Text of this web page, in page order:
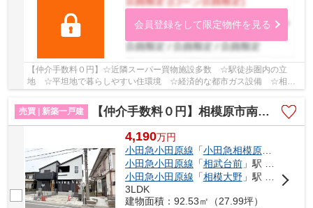
会員登録をして限定物件を見る
【仲介手数料０円】☆近隣スーパー買物施設多数 ☆駅徒歩圏内の立
地 ☆平坦地で暮らしやすい住環境 ☆経済的な都市ガス設備 ☆相模
売買 | 新築一戸建
【仲介手数料０円】相模原市南区相模台6丁目2期 新築一戸建て 全2棟
4,190万円
小田急小田原線 「小田急相模原」駅 徒歩
小田急小田原線 「相武台前」駅 バス12分 「若草公園前」 停歩4分
小田急小田原線 「相模大野」駅 バス16分 「水道路（相模原市南区）」 停歩11分
3LDK
建物面積：92.53㎡（27.99坪）